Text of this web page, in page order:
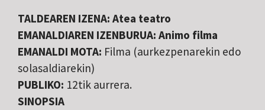
TALDEAREN IZENA: Atea teatro
EMANALDIAREN IZENBURUA: Animo filma
EMANALDI MOTA: Filma (aurkezpenarekin edo
solasaldiarekin)
PUBLIKO: 12tik aurrera.
SINOPSIA